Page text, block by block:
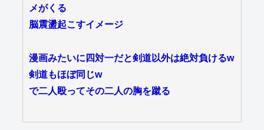
メがくる
脳震盪起こすイメージ
漫画みたいに四対一だと剣道以外は絶対負けるw
剣道もほぼ同じw
で二人殴ってその二人の胸を蹴る